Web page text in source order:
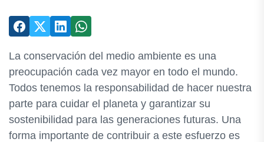
La conservación del medio ambiente es una
preocupación cada vez mayor en todo el mundo.
Todos tenemos la responsabilidad de hacer nuestra
parte para cuidar el planeta y garantizar su
sostenibilidad para las generaciones futuras. Una
forma importante de contribuir a este esfuerzo es